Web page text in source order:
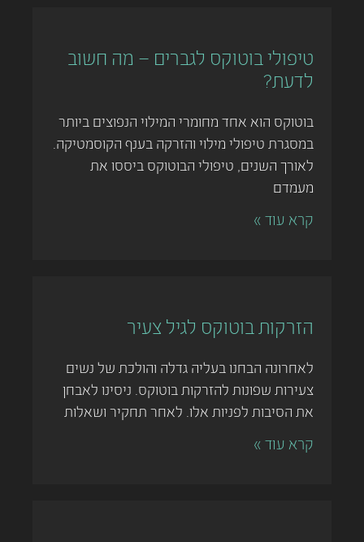
טיפולי בוטוקס לגברים – מה חשוב
לדעת?
בוטוקס הוא אחד מחומרי המילוי הנפוצים ביותר
במסגרת טיפולי מילוי והזרקה בענף הקוסמטיקה.
לאורך השנים, טיפולי הבוטוקס ביססו את
מעמדם
קרא עוד »
הזרקות בוטוקס לגיל צעיר
לאחרונה הבחנו בעליה גדלה והולכת של נשים
צעירות שפונות להזרקות בוטוקס. ניסינו לאבחן
את הסיבות לפניות אלו. לאחר תחקיר ושאלות
קרא עוד »